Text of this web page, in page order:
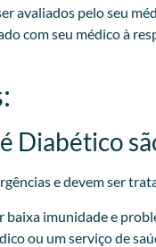
avaliados pelo seu
com seu médico à
Diabético
e devem ser
imunidade e
ou um serviço de